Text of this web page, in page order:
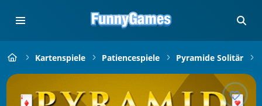
Kartenspiele Patiencespiele Pyramide Solitär